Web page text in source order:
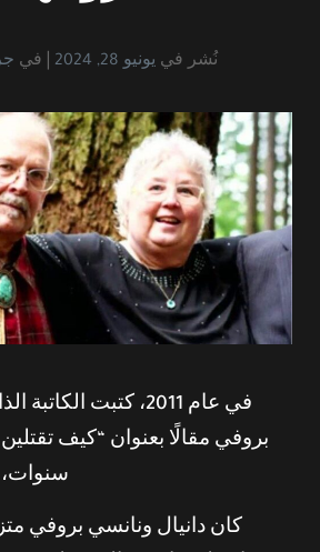
نُشر فييونيو 28, 2024 في
في عام 2011، كتبت
بروفي مقالًا بعنوان “كيف